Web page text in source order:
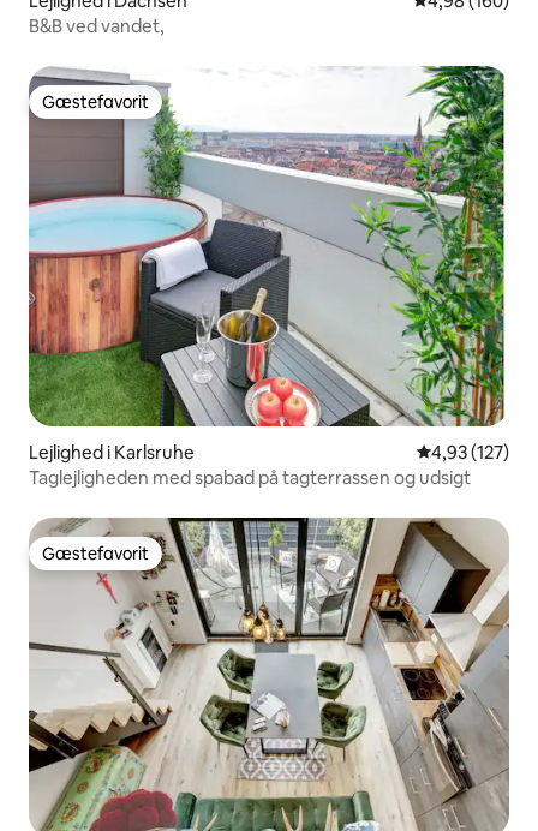
B&B ved vandet,
Gæstefavorit
Gæstefavorit
Lejlighed i Karlsruhe 4,93 ud af 5 i
4,93 (127)
Taglejligheden med spabad på tagterrassen og udsigt
Gæstefavorit
Gæstefavorit